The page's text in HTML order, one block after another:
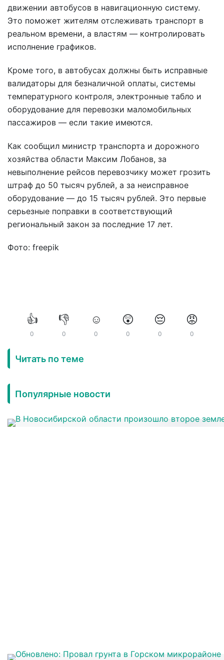
движении автобусов в навигационную систему.
Это поможет жителям отслеживать транспорт в
реальном времени, а властям — контролировать
исполнение графиков.
Кроме того, в автобусах должны быть исправные
валидаторы для безналичной оплаты, системы
температурного контроля, электронные табло и
оборудование для перевозки маломобильных
пассажиров — если такие имеются.
Как сообщил министр транспорта и дорожного
хозяйства области Максим Лобанов, за
невыполнение рейсов перевозчику может грозить
штраф до 50 тысяч рублей, а за неисправное
оборудование — до 15 тысяч рублей. Это первые
серьезные поправки в соответствующий
региональный закон за последние 17 лет.
Фото: freepik
👍
0
👎
0
☺️
0
😲
0
😔
0
😡
0
Читать по теме
Популярные новости